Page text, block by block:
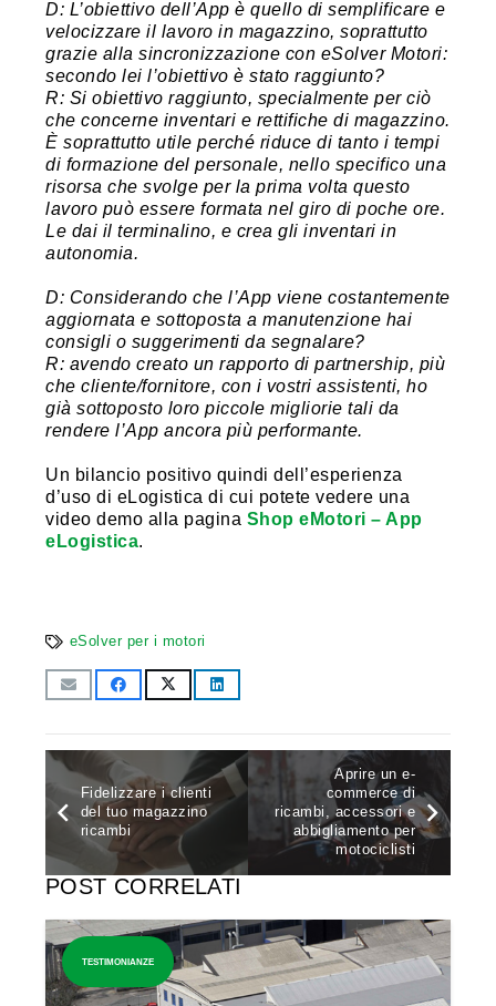
D: L’obiettivo dell’App è quello di semplificare e
velocizzare il lavoro in magazzino, soprattutto
grazie alla sincronizzazione con eSolver Motori:
secondo lei l’obiettivo è stato raggiunto?
R: Si obiettivo raggiunto, specialmente per ciò
che concerne inventari e rettifiche di magazzino.
È soprattutto utile perché riduce di tanto i tempi
di formazione del personale, nello specifico una
risorsa che svolge per la prima volta questo
lavoro può essere formata nel giro di poche ore.
Le dai il terminalino, e crea gli inventari in
autonomia.
D: Considerando che l’App viene costantemente
aggiornata e sottoposta a manutenzione hai
consigli o suggerimenti da segnalare?
R: avendo creato un rapporto di partnership, più
che cliente/fornitore, con i vostri assistenti, ho
già sottoposto loro piccole migliorie tali da
rendere l’App ancora più performante.
Un bilancio positivo quindi dell’esperienza
d’uso di eLogistica di cui potete vedere una
video demo alla pagina Shop eMotori – App
eLogistica.
eSolver per i motori
Fidelizzare i clienti
del tuo magazzino
ricambi
Aprire un e-
commerce di
ricambi, accessori e
abbigliamento per
motociclisti
POST CORRELATI
TESTIMONIANZE